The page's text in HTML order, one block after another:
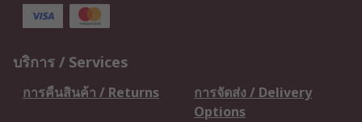
บริการ / Services
การคืนสินค้า / Returns
การจัดส่ง / Delivery
Options